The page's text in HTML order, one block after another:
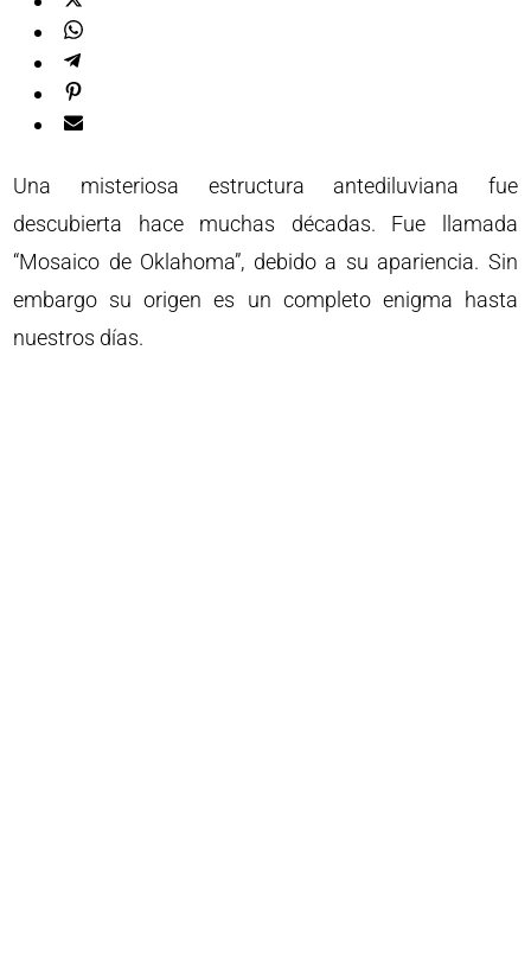
Una misteriosa estructura antediluviana fue
descubierta hace muchas décadas. Fue llamada
“Mosaico de Oklahoma”, debido a su apariencia. Sin
embargo su origen es un completo enigma hasta
nuestros días.